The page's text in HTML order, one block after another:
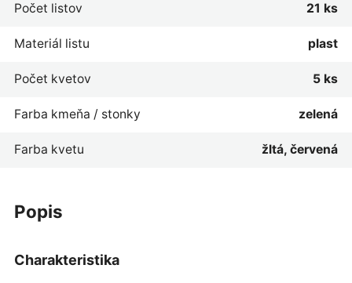
popis
Charakteristika
Počet listov 21 ks
Materiál listu plast
Počet kvetov 5 ks
Farba kmeňa / stonky zelená
Farba kvetu žltá, červená